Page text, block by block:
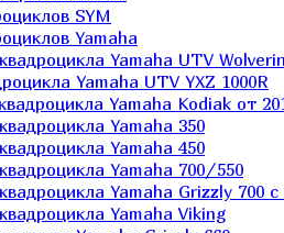
SYM
Yamaha
Yamaha UTV
Yamaha UTV YXZ 1000R
Yamaha Kodiak от
Yamaha 350
Yamaha 450
Yamaha 700/550
Yamaha Grizzly 700 с
Yamaha Viking